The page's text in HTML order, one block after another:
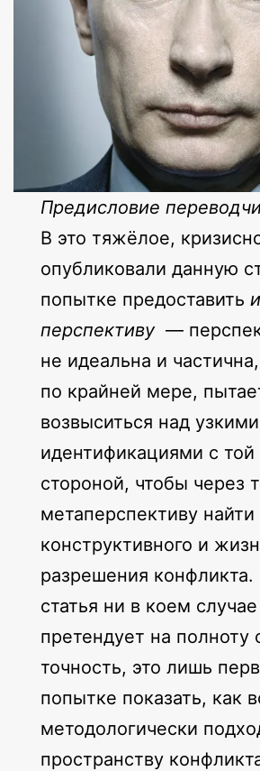
Предисловие
В это тяжёлое,
опубликовали данную
попытке предоставить
перспективу —
не идеальна и
по крайней мере,
возвыситься над узкими
идентификациями с
стороной, чтобы через
метаперспективу найти
конструктивного и
разрешения
статья ни в коем
претендует на полноту
точность, это лишь
попытке показать, как
методологически
пространству